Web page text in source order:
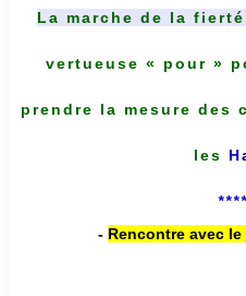
La marche de la fierté
vertueuse « pour »
prendre la mesure des
les
- Rencontre avec